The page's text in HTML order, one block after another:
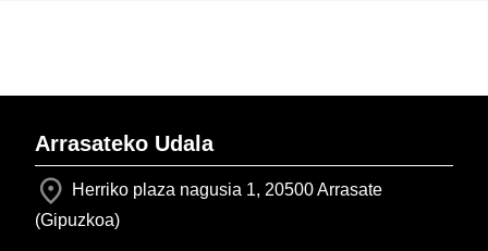
Arrasateko Udala
Herriko plaza nagusia 1, 20500 Arrasate
(Gipuzkoa)